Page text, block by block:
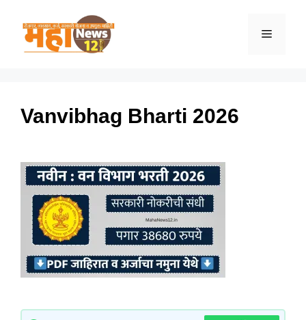
Menu
Vanvibhag Bharti 2026